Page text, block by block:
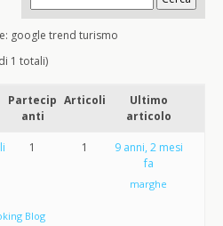
google trend turismo
1 totali)
Partecip
anti
Articoli
Ultimo
articolo
Blog
1 1
9 anni, 2 mesi
fa
marghe